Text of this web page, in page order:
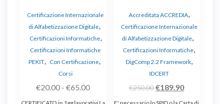
Certificazione Internazionale
di Alfabetizzazione Digitale,
Certificazioni Informatiche,
Certificazioni Informatiche
PEKIT, Con Certificazione,
Corsi
€20.00 - €65.00Fascia
di
prodotto
Accreditata ACCREDIA,
Certificazione Internazionale
di Alfabetizzazione Digitale,
Certificazioni Informatiche,
DigComp 2.2 Framework,
IDCERT
€250.00Il
prezzo
€189.90Il
prezzo